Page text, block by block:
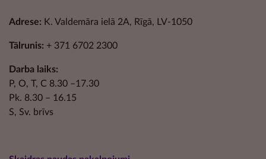
Adrese: K. Valdemāra ielā 2A, Rīgā, LV-1050
Tālrunis: + 371 6702 2300
Darba laiks:
P, O, T, C 8.30 –17.30
Pk. 8.30 – 16.15
S, Sv. brīvs